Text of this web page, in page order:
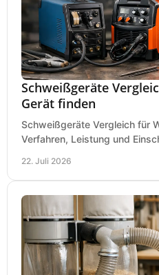
Schweißgeräte
Gerät finden
Schweißgeräte Vergleich für
Verfahren, Leistung und
22. Juli 2026